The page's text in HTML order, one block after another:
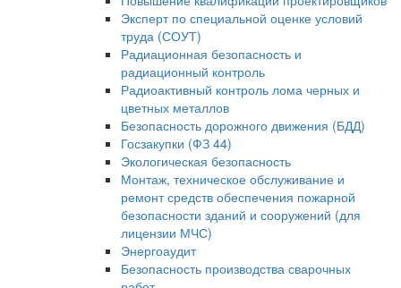
Эксперт по специальной оценке условий
труда (СОУТ)
Радиационная безопасность и
радиационный контроль
Радиоактивный контроль лома черных и
цветных металлов
Безопасность дорожного движения (БДД)
Госзакупки (ФЗ 44)
Экологическая безопасность
Монтаж, техническое обслуживание и
ремонт средств обеспечения пожарной
безопасности зданий и сооружений (для
лицензии МЧС)
Энергоаудит
Безопасность производства сварочных